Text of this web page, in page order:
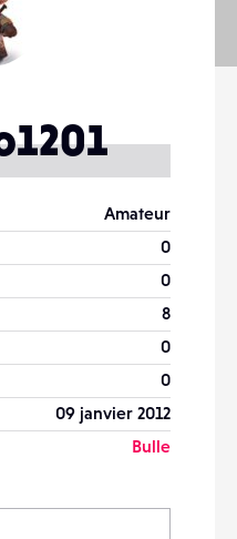
Amateur
0
0
8
0
0
09 janvier 2012
Bulle